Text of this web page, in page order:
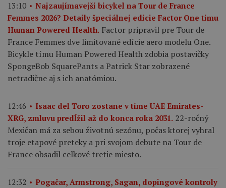
13:10
Najzaujímavejší bicykel na Tour de France
Femmes 2026? Detaily špeciálnej edície Factor One tímu
Human Powered Health. Factor pripravil pre Tour de
France Femmes dve limitované edície aero modelu One.
Bicykle tímu Human Powered Health zdobia postavičky
SpongeBob SquarePants a Patrick Star zobrazené
netradične aj s ich anatómiou.
12:46
Isaac del Toro zostane v tíme UAE Emirates-
XRG, zmluvu predĺžil až do konca roka 2031. 22-ročný
Mexičan má za sebou životnú sezónu, počas ktorej vyhral
troje etapové preteky a pri svojom debute na Tour de
France obsadil celkové tretie miesto.
12:32
Pogačar, Armstrong, Sagan, dopingové kontroly